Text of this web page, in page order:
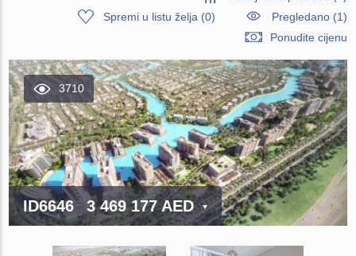
Spremi u listu želja (0)
Pregledano (1)
Ponudite cijenu
3710
ID6646 3 469 177 AED